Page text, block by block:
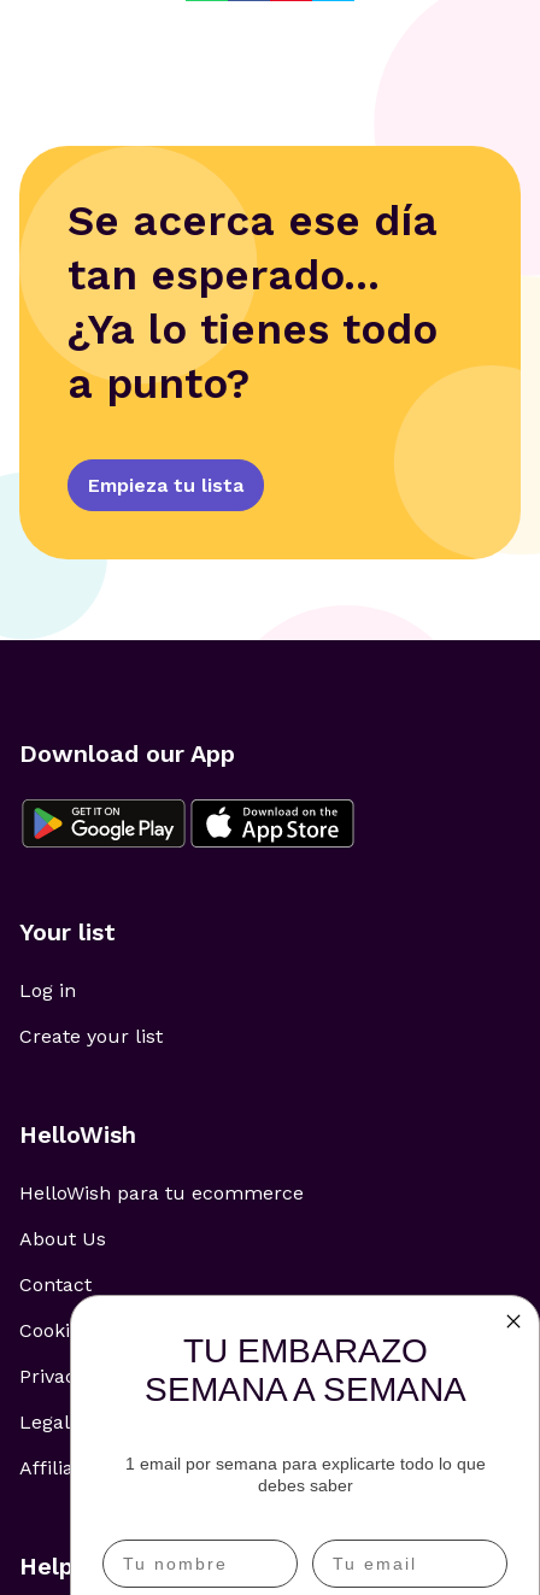
Se acerca ese día
tan esperado...
¿Ya lo tienes todo
a punto?
Empieza tu lista
Download our App
Your list
Log in
Create your list
HelloWish
HelloWish para tu ecommerce
About Us
Contact
Cookie Policy
Privacy Policy
Legal Notice
Affiliate and Advertising Policy
Help
TU EMBARAZO
SEMANA A SEMANA
1 email por semana para explicarte todo lo que
debes saber